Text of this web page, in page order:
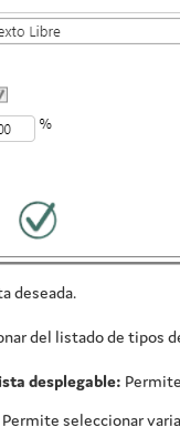
deseada.
del listado de tipos
desplegable:
Permite seleccionar